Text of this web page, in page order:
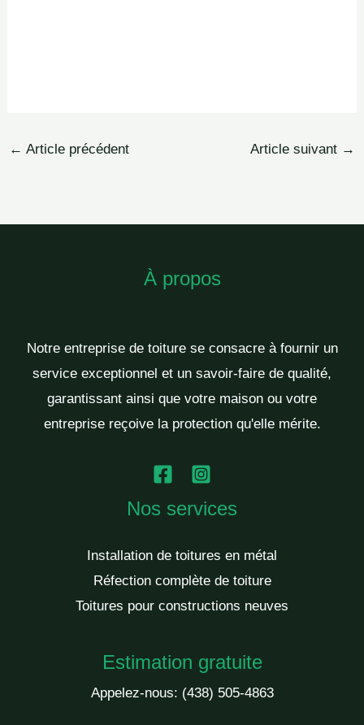
← Article précédent Article suivant →
À propos
Notre entreprise de toiture se consacre à fournir un
service exceptionnel et un savoir-faire de qualité,
garantissant ainsi que votre maison ou votre
entreprise reçoive la protection qu'elle mérite.
Nos services
Installation de toitures en métal
Réfection complète de toiture
Toitures pour constructions neuves
Estimation gratuite
Appelez-nous: (438) 505-4863